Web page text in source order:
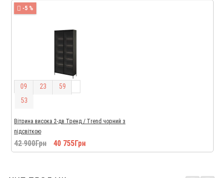
-5 %
09 23 59
52
Вітрина висока 2-дв Тренд / Trend чорний з
підсвіткою
42 900Грн 40 755Грн